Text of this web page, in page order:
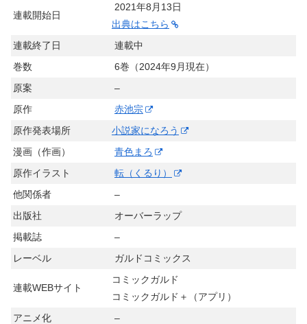
連載開始日
2021年8月13日
出典はこちら
連載終了日
連載中
巻数
6巻（2024年9月現在）
原案
–
原作
赤池宗
原作発表場所
小説家になろう
漫画（作画）
青色まろ
原作イラスト
転（くるり）
他関係者
–
出版社
オーバーラップ
掲載誌
–
レーベル
ガルドコミックス
連載WEBサイト
コミックガルド
コミックガルド＋（アプリ）
アニメ化
–